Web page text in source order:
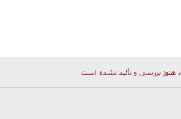
هنوز بررسی و تأئید نشده است